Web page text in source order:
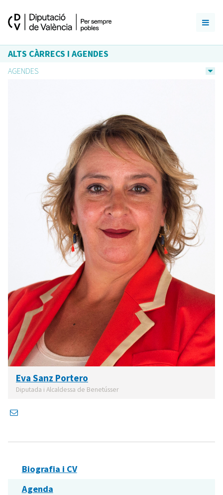
ALTS CÀRRECS I AGENDES
AGENDES
Eva Sanz Portero
Diputada i Alcaldessa de Benetússer
Biografia i CV
Agenda